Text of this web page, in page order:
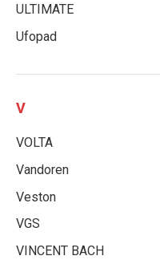
ULTIMATE
Ufopad
V
VOLTA
Vandoren
Veston
VGS
VINCENT BACH